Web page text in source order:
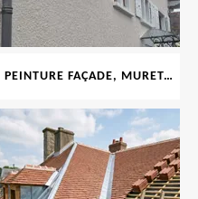
PEINTURE FAÇADE, MURET, TOITURE, BOISERIE, FERRONERIE, GOUTTIÈRE 69